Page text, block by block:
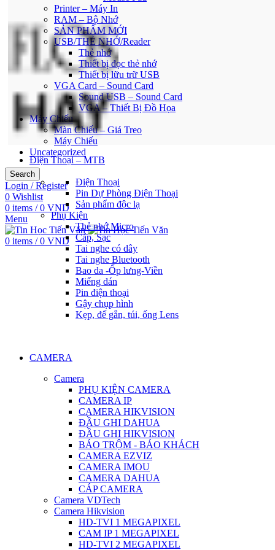
Printer – Máy In
RAM – Bộ Nhớ
SẢN PHẨM MỚI
USB/THẺ NHỚ/Reader
Thẻ nhớ
Thiết bị đọc thẻ nhớ
Thiết bị lữu trữ USB
VGA Card – Sound Card
Sound USB – Sound Card
VGA – Thiết Bị Đồ Họa
Máy Chiếu
Màn Chiếu – Giá Treo
Máy Chiếu
Uncategorized
Search
Login / Register
0 Wishlist
0 items / 0 VND
Menu
0 items / 0 VND
Điện Thoại – MTB
Điện Thoại
Pin Dự Phòng Điện Thoại
Sản phẩm độc lạ
Phụ Kiện
Thẻ nhớ Micro
Cáp, Sạc
Tai nghe có dây
Tai nghe Bluetooth
Bao da -Ốp lưng-Viền
Miếng dán
Pin điện thoại
Gậy chụp hình
Kẹp, đế gắn, túi, ống Lens
CAMERA
Camera
PHỤ KIỆN CAMERA
CAMERA IP
CAMERA HIKVISION
ĐẦU GHI DAHUA
ĐẦU GHI HIKVISION
BÁO TRỘM - BÁO KHÁCH
CAMERA EZVIZ
CAMERA IMOU
CAMERA DAHUA
CÁP CAMERA
Camera VDTech
Camera Hikvision
HD-TVI 1 MEGAPIXEL
CAM IP 1 MEGAPIXEL
HD-TVI 2 MEGAPIXEL